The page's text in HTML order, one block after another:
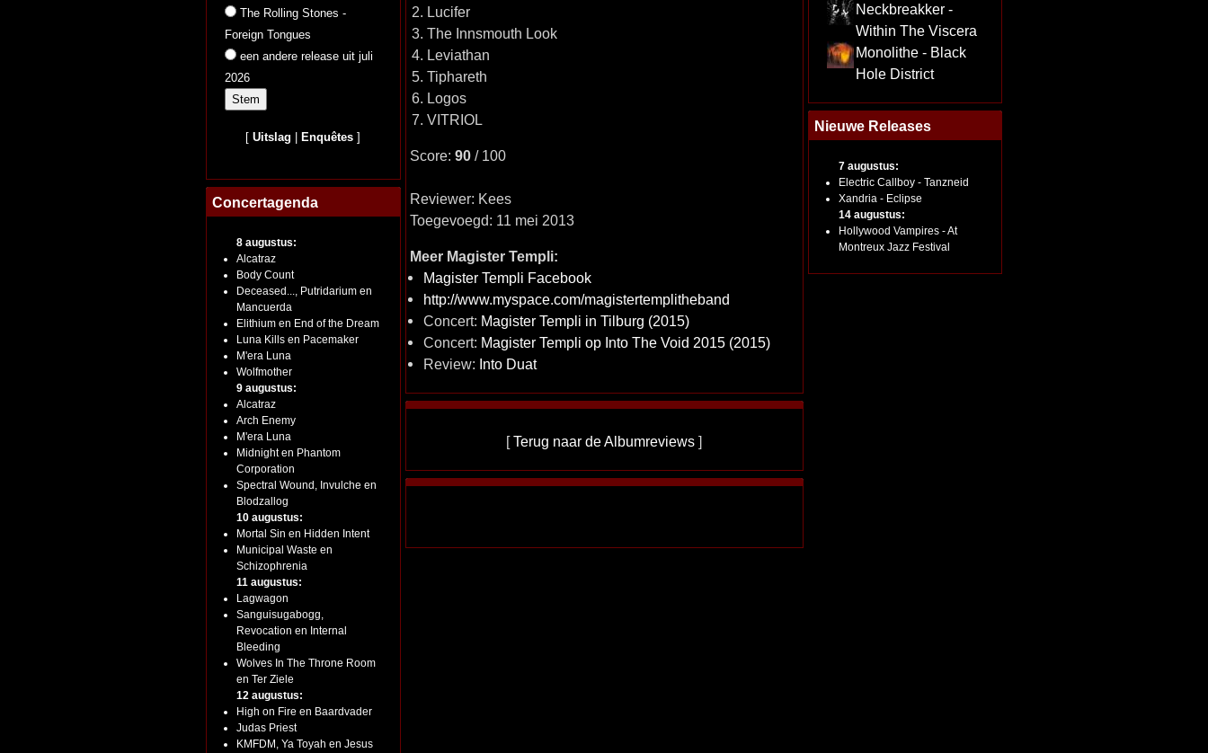
The Rolling Stones -
Foreign Tongues
een andere release uit juli
2026
[Uitslag Enquêtes ]
Concertagenda
8 augustus:
Alcatraz
Body Count
Deceased..., Putridarium en
Mancuerda
Elithium en End of the Dream
Luna Kills en Pacemaker
M'era Luna
Wolfmother
9 augustus:
Alcatraz
Arch Enemy
M'era Luna
Midnight en Phantom
Corporation
Spectral Wound, Invulche en
Blodzallog
10 augustus:
Mortal Sin en Hidden Intent
Municipal Waste en
Schizophrenia
11 augustus:
Lagwagon
Sanguisugabogg,
Revocation en Internal
Bleeding
Wolves In The Throne Room
en Ter Ziele
12 augustus:
High on Fire en Baardvader
Judas Priest
KMFDM, Ya Toyah en Jesus
2. Lucifer
3. The Innsmouth Look
4. Leviathan
5. Tiphareth
6. Logos
7. VITRIOL
Score: 90/ 100
Reviewer: Kees
Toegevoegd: 11 mei 2013
Meer Magister Templi:
Magister Templi Facebook
http://www.myspace.com/magistertemplitheband
Concert: Magister Templi in Tilburg (2015)
Concert: Magister Templi op Into The Void 2015 (2015)
Review: Into Duat
[Terug naar de Albumreviews ]
Neckbreakker -
Within The Viscera
Monolithe - Black
Hole District
Nieuwe Releases
7 augustus:
Electric Callboy - Tanzneid
Xandria - Eclipse
14 augustus:
Hollywood Vampires - At
Montreux Jazz Festival